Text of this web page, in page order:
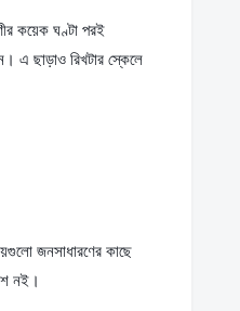
কয়েক ঘণ্টা পরই
এ ছাড়াও রিখটার স্কেলে
জনসাধারণের কাছে
নই।